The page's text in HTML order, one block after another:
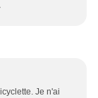
Je n'ai